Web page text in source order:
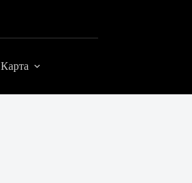
Карта